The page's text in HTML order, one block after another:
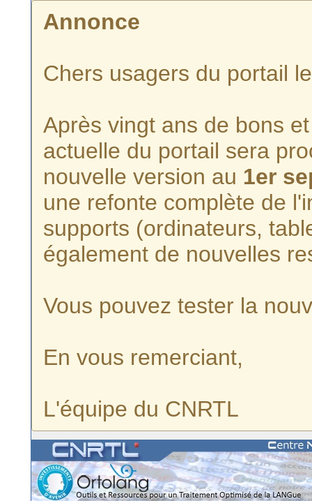
Annonce
Chers usagers du portail
Après vingt ans de bons
actuelle du portail sera
nouvelle version au 1er
une refonte complète de
supports (ordinateurs,
également de nouvelles
Vous pouvez tester la
En vous remerciant,
L'équipe du CNRTL